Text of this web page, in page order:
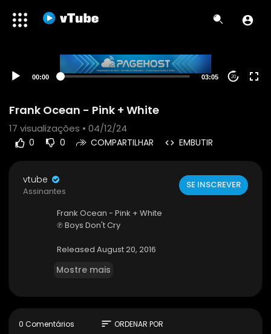
00:00 03:05 20
Frank Ocean - Pink + White
17 visualizações • 04/12/24
0 0 COMPARTILHAR EMBUTIR
vtube
Assinantes
SE INSCREVER
Frank Ocean - Pink + White
℗ Boys Don't Cry
Released August 20, 2016
Mostre mais
0 Comentários sort ORDENAR POR